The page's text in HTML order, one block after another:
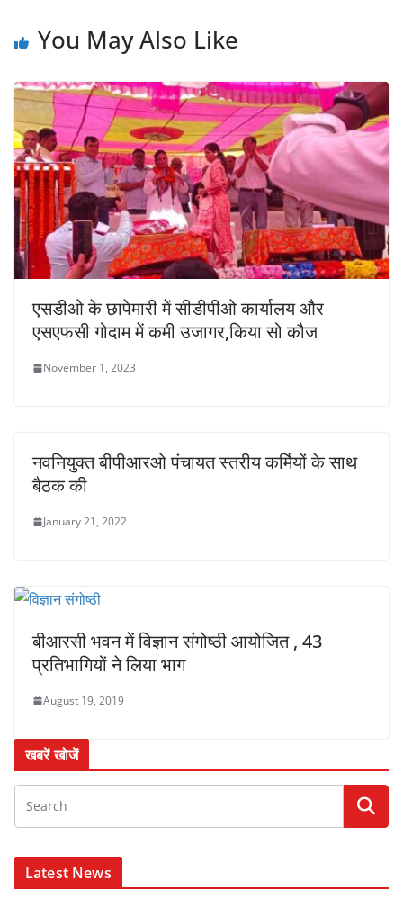
k
You May Also Like
एसडीओ के छापेमारी में सीडीपीओ कार्यालय और
एसएफसी गोदाम में कमी उजागर,किया सो कौज
November 1, 2023
नवनियुक्त बीपीआरओ पंचायत स्तरीय कर्मियों के साथ
बैठक की
January 21, 2022
बीआरसी भवन में विज्ञान संगोष्ठी आयोजित , 43
प्रतिभागियों ने लिया भाग
August 19, 2019
खबरें खोजें
Latest News